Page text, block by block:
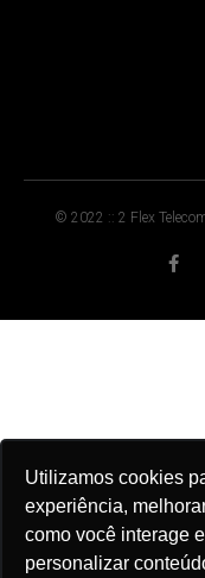
Utilizamos cookies
experiência,
como você interage
personalizar
© 2022 :: 2 Flex